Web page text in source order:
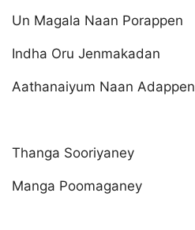
Un Magala Naan Porappen
Indha Oru Jenmakadan
Aathanaiyum Naan Adappen
Thanga Sooriyaney
Manga Poomaganey